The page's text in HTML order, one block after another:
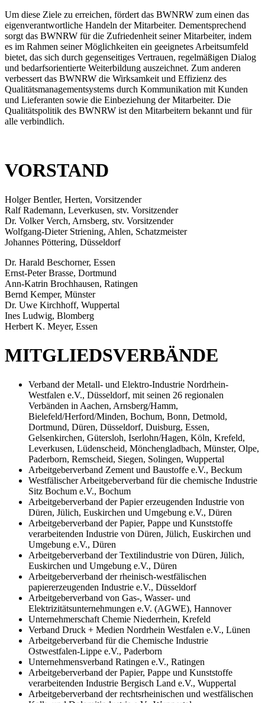
Um diese Ziele zu erreichen, fördert das BWNRW zum einen das
eigenverantwortliche Handeln der Mitarbeiter. Dementsprechend
sorgt das BWNRW für die Zufriedenheit seiner Mitarbeiter, indem
es im Rahmen seiner Möglichkeiten ein geeignetes Arbeitsumfeld
bietet, das sich durch gegenseitiges Vertrauen, regelmäßigen Dialog
und bedarfsorientierte Weiterbildung auszeichnet. Zum anderen
verbessert das BWNRW die Wirksamkeit und Effizienz des
Qualitätsmanagementsystems durch Kommunikation mit Kunden
und Lieferanten sowie die Einbeziehung der Mitarbeiter. Die
Qualitätspolitik des BWNRW ist den Mitarbeitern bekannt und für
alle verbindlich.
VORSTAND
Holger Bentler, Herten, Vorsitzender
Ralf Rademann, Leverkusen, stv. Vorsitzender
Dr. Volker Verch, Arnsberg, stv. Vorsitzender
Wolfgang-Dieter Striening, Ahlen, Schatzmeister
Johannes Pöttering, Düsseldorf
Dr. Harald Beschorner, Essen
Ernst-Peter Brasse, Dortmund
Ann-Katrin Brochhausen, Ratingen
Bernd Kemper, Münster
Dr. Uwe Kirchhoff, Wuppertal
Ines Ludwig, Blomberg
Herbert K. Meyer, Essen
MITGLIEDSVERBÄNDE
Verband der Metall- und Elektro-Industrie Nordrhein-
Westfalen e.V., Düsseldorf, mit seinen 26 regionalen
Verbänden in Aachen, Arnsberg/Hamm,
Bielefeld/Herford/Minden, Bochum, Bonn, Detmold,
Dortmund, Düren, Düsseldorf, Duisburg, Essen,
Gelsenkirchen, Gütersloh, Iserlohn/Hagen, Köln, Krefeld,
Leverkusen, Lüdenscheid, Mönchengladbach, Münster, Olpe,
Paderborn, Remscheid, Siegen, Solingen, Wuppertal
Arbeitgeberverband Zement und Baustoffe e.V., Beckum
Westfälischer Arbeitgeberverband für die chemische Industrie
Sitz Bochum e.V., Bochum
Arbeitgeberverband der Papier erzeugenden Industrie von
Düren, Jülich, Euskirchen und Umgebung e.V., Düren
Arbeitgeberverband der Papier, Pappe und Kunststoffe
verarbeitenden Industrie von Düren, Jülich, Euskirchen und
Umgebung e.V., Düren
Arbeitgeberverband der Textilindustrie von Düren, Jülich,
Euskirchen und Umgebung e.V., Düren
Arbeitgeberverband der rheinisch-westfälischen
papiererzeugenden Industrie e.V., Düsseldorf
Arbeitgeberverband von Gas-, Wasser- und
Elektrizitätsunternehmungen e.V. (AGWE), Hannover
Unternehmerschaft Chemie Niederrhein, Krefeld
Verband Druck + Medien Nordrhein Westfalen e.V., Lünen
Arbeitgeberverband für die Chemische Industrie
Ostwestfalen-Lippe e.V., Paderborn
Unternehmensverband Ratingen e.V., Ratingen
Arbeitgeberverband der Papier, Pappe und Kunststoffe
verarbeitenden Industrie Bergisch Land e.V., Wuppertal
Arbeitgeberverband der rechtsrheinischen und westfälischen